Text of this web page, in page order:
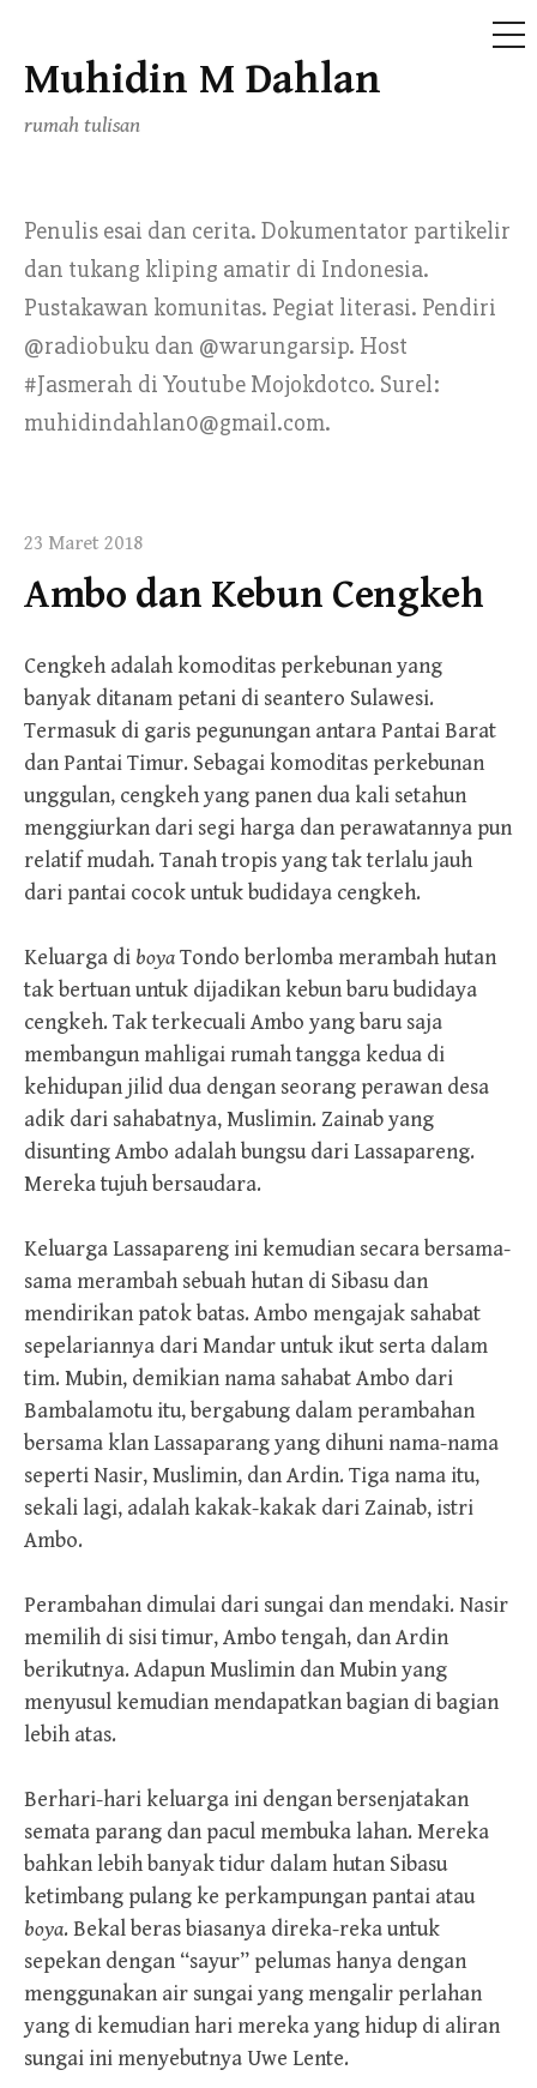
Skip
content
Muhidin M Dahlan
rumah tulisan
Penulis esai dan cerita. Dokumentator partikelir
dan tukang kliping amatir di Indonesia.
Pustakawan komunitas. Pegiat literasi. Pendiri
@radiobuku dan @warungarsip. Host
#Jasmerah di Youtube Mojokdotco. Surel:
muhidindahlan0@gmail.com.
23 Maret 2018
Ambo dan Kebun Cengkeh
Cengkeh adalah komoditas perkebunan yang
banyak ditanam petani di seantero Sulawesi.
Termasuk di garis pegunungan antara Pantai Barat
dan Pantai Timur. Sebagai komoditas perkebunan
unggulan, cengkeh yang panen dua kali setahun
menggiurkan dari segi harga dan perawatannya pun
relatif mudah. Tanah tropis yang tak terlalu jauh
dari pantai cocok untuk budidaya cengkeh.
Keluarga di boyaTondo berlomba merambah hutan
tak bertuan untuk dijadikan kebun baru budidaya
cengkeh. Tak terkecuali Ambo yang baru saja
membangun mahligai rumah tangga kedua di
kehidupan jilid dua dengan seorang perawan desa
adik dari sahabatnya, Muslimin. Zainab yang
disunting Ambo adalah bungsu dari Lassapareng.
Mereka tujuh bersaudara.
Keluarga Lassapareng ini kemudian secara bersama-
sama merambah sebuah hutan di Sibasu dan
mendirikan patok batas. Ambo mengajak sahabat
sepelariannya dari Mandar untuk ikut serta dalam
tim. Mubin, demikian nama sahabat Ambo dari
Bambalamotu itu, bergabung dalam perambahan
bersama klan Lassaparang yang dihuni nama-nama
seperti Nasir, Muslimin, dan Ardin. Tiga nama itu,
sekali lagi, adalah kakak-kakak dari Zainab, istri
Ambo.
Perambahan dimulai dari sungai dan mendaki. Nasir
memilih di sisi timur, Ambo tengah, dan Ardin
berikutnya. Adapun Muslimin dan Mubin yang
menyusul kemudian mendapatkan bagian di bagian
lebih atas.
Berhari-hari keluarga ini dengan bersenjatakan
semata parang dan pacul membuka lahan. Mereka
bahkan lebih banyak tidur dalam hutan Sibasu
ketimbang pulang ke perkampungan pantai atau
boya. Bekal beras biasanya direka-reka untuk
sepekan dengan “sayur” pelumas hanya dengan
menggunakan air sungai yang mengalir perlahan
yang di kemudian hari mereka yang hidup di aliran
sungai ini menyebutnya Uwe Lente.